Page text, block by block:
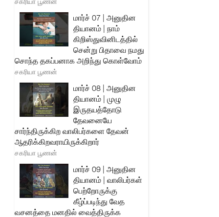
மார்ச் 07 | அனுதின
தியானம் | நாம்
கிறிஸ்துவினிடத்தில்
சென்று பிதாவை நமது
சொந்த தகப்பனாக அறிந்து கொள்வோம்
சகரியா பூணன்
மார்ச் 08 | அனுதின
தியானம் | முழு
இருதயத்தோடு
தேவனையே
சார்ந்திருக்கிற வாலிபர்களை தேவன்
ஆதரிக்கிறவராயிருக்கிறார்
சகரியா பூணன்
மார்ச் 09 | அனுதின
தியானம் | வாலிபர்கள்
பெற்றோருக்கு
கீழ்ப்படிந்து வேத
வசனத்தை மனதில் வைத்திருக்க